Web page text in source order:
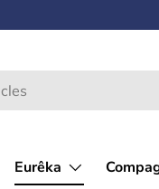
Eurêka